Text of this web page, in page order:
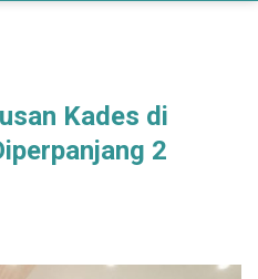
Kades di
2